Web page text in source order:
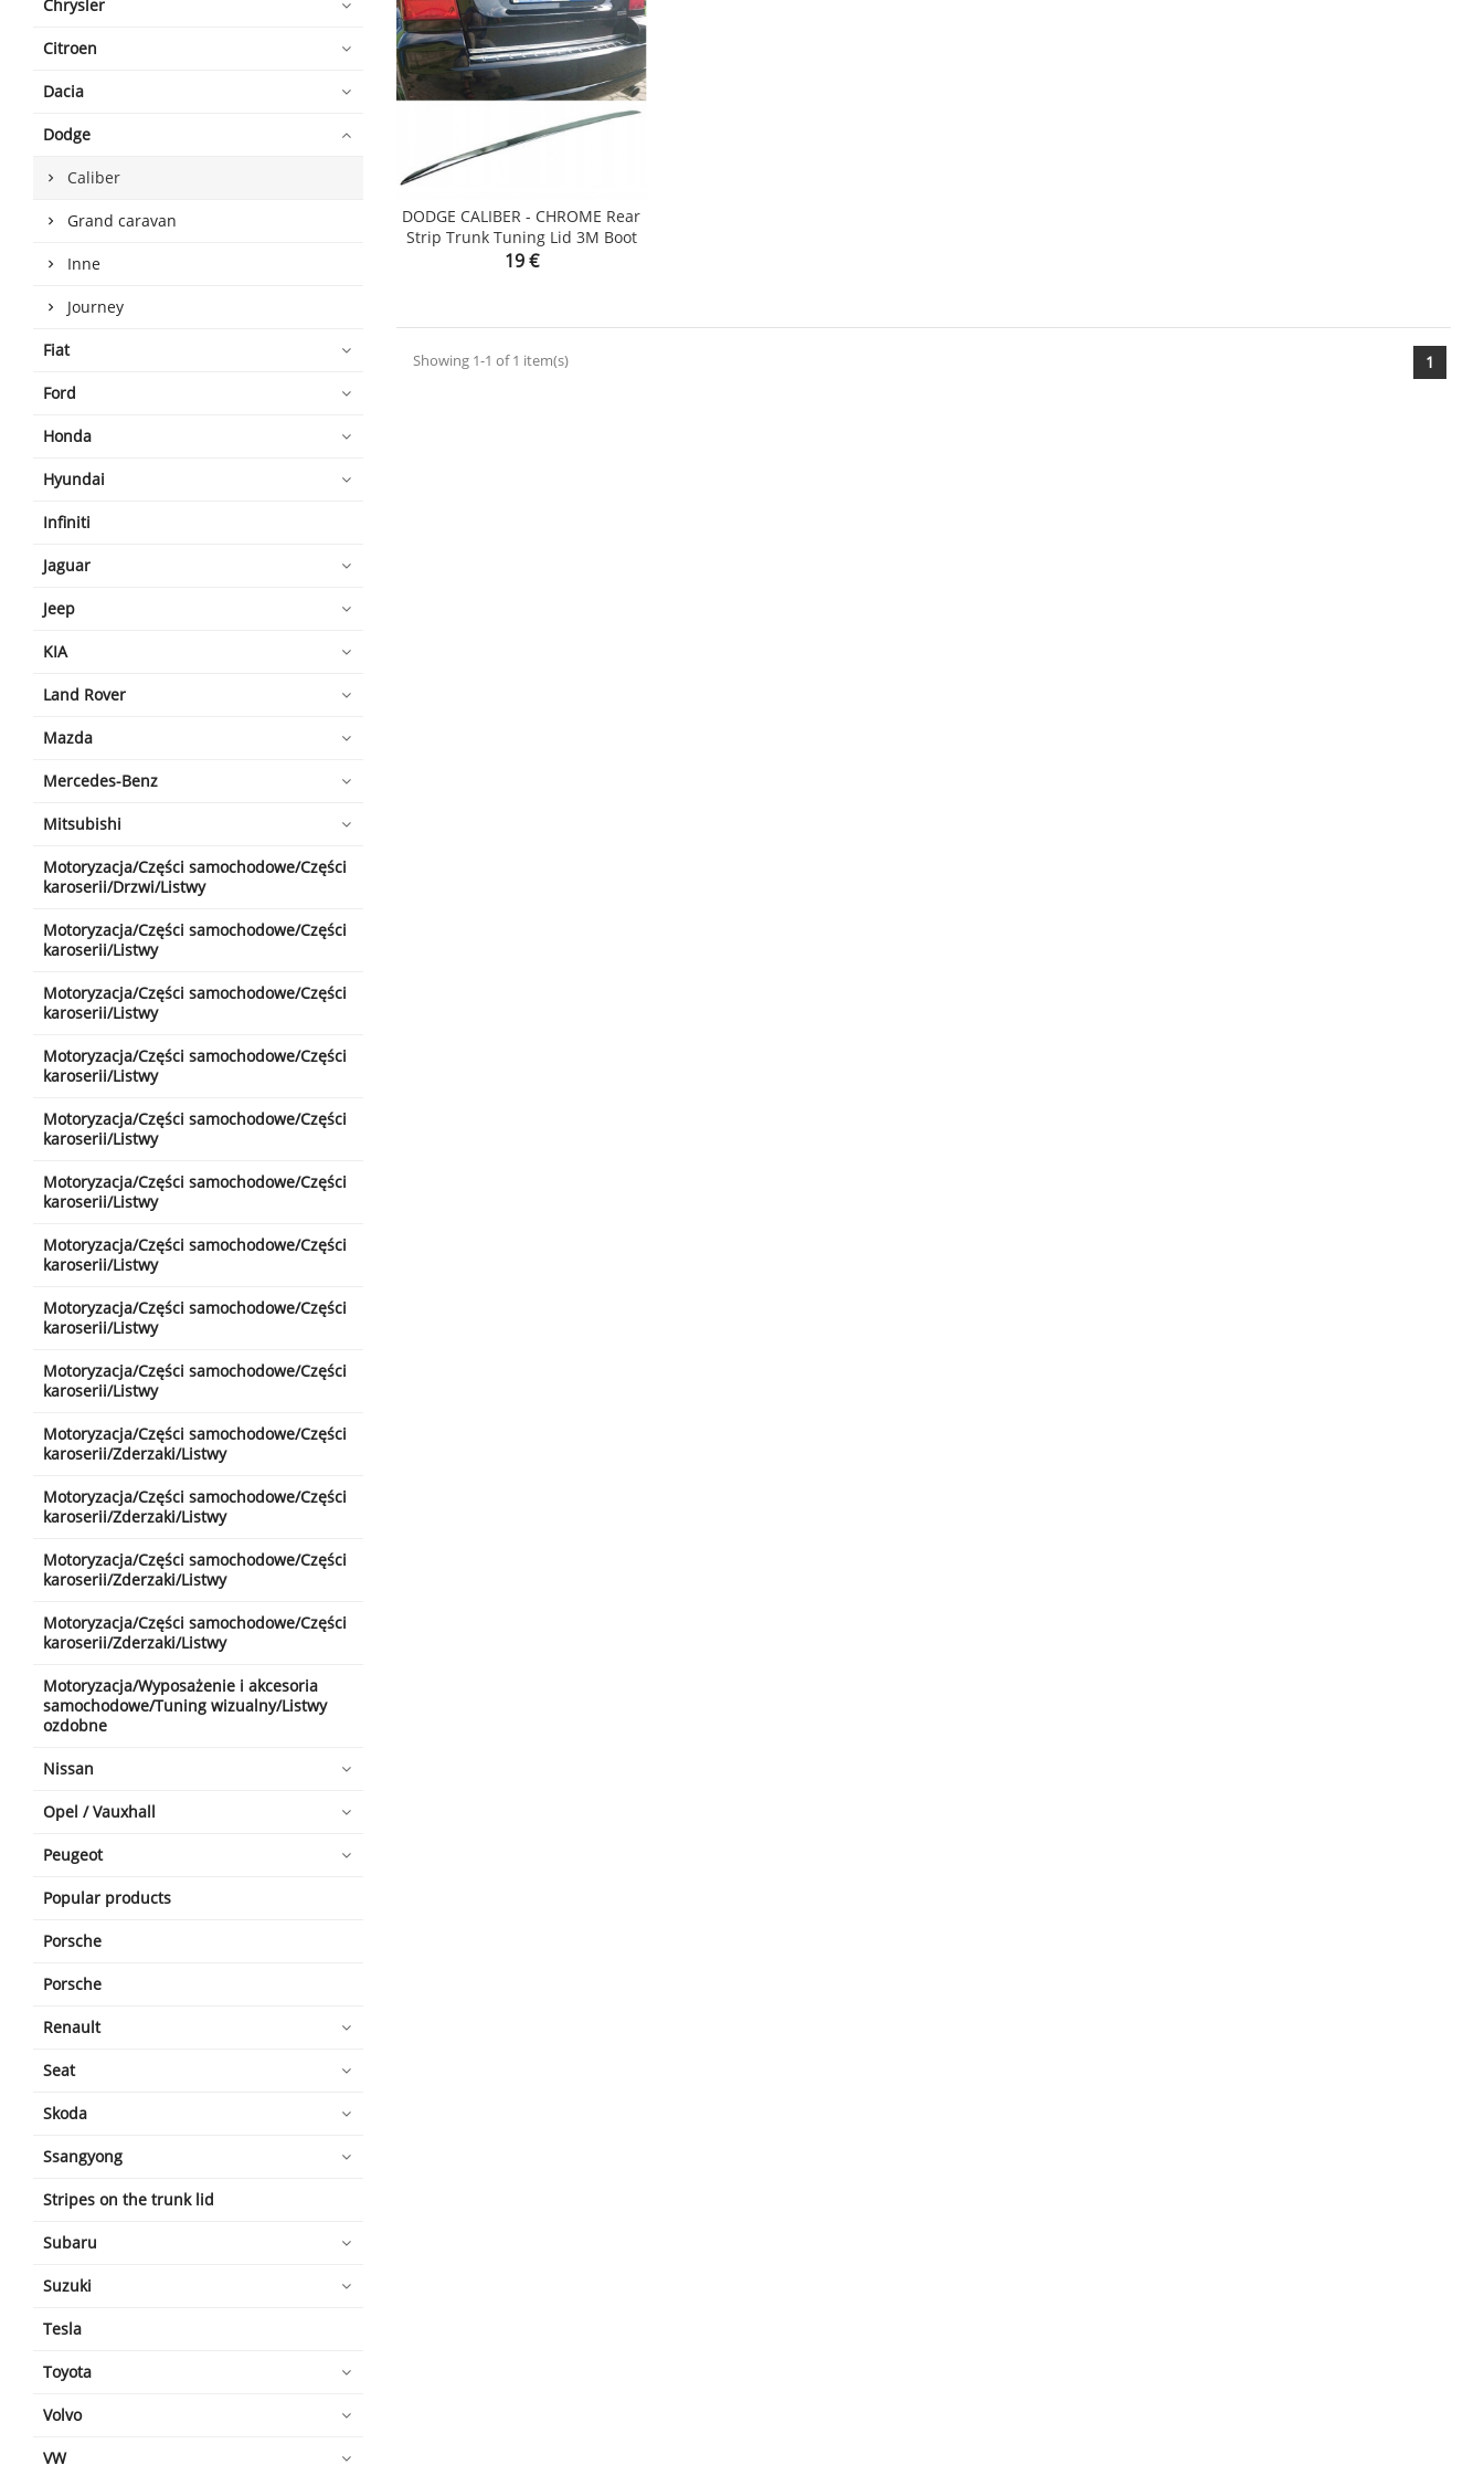
Chrysler
Citroen
Dacia
Dodge
Caliber
Grand caravan
Inne
Journey
Fiat
Ford
Honda
Hyundai
Infiniti
Jaguar
Jeep
KIA
Land Rover
Mazda
Mercedes-Benz
Mitsubishi
Motoryzacja/Części samochodowe/Części
karoserii/Drzwi/Listwy
Motoryzacja/Części samochodowe/Części
karoserii/Listwy
Motoryzacja/Części samochodowe/Części
karoserii/Listwy
Motoryzacja/Części samochodowe/Części
karoserii/Listwy
Motoryzacja/Części samochodowe/Części
karoserii/Listwy
Motoryzacja/Części samochodowe/Części
karoserii/Listwy
Motoryzacja/Części samochodowe/Części
karoserii/Listwy
Motoryzacja/Części samochodowe/Części
karoserii/Listwy
Motoryzacja/Części samochodowe/Części
karoserii/Listwy
Motoryzacja/Części samochodowe/Części
karoserii/Zderzaki/Listwy
Motoryzacja/Części samochodowe/Części
karoserii/Zderzaki/Listwy
Motoryzacja/Części samochodowe/Części
karoserii/Zderzaki/Listwy
Motoryzacja/Części samochodowe/Części
karoserii/Zderzaki/Listwy
Motoryzacja/Wyposażenie i akcesoria
samochodowe/Tuning wizualny/Listwy
ozdobne
Nissan
Opel / Vauxhall
Peugeot
Popular products
Porsche
Porsche
Renault
Seat
Skoda
Ssangyong
Stripes on the trunk lid
Subaru
Suzuki
Tesla
Toyota
Volvo
VW
DODGE CALIBER - CHROME Rear
Strip Trunk Tuning Lid 3M Boot
Price
19 €
Showing 1-1 of 1 item(s) 1